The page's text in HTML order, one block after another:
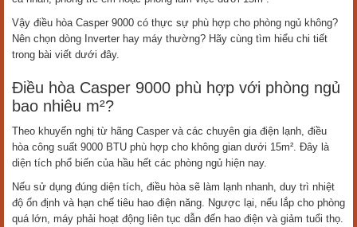
Vậy điều hòa Casper 9000 có thực sự phù hợp cho phòng ngủ không?
Nên chọn dòng Inverter hay máy thường? Hãy cùng tìm hiểu chi tiết
trong bài viết dưới đây.
Điều hòa Casper 9000 phù hợp với phòng ngủ
bao nhiêu m²?
Theo khuyến nghị từ hãng Casper và các chuyên gia điện lạnh, điều
hòa công suất 9000 BTU phù hợp cho không gian dưới 15m². Đây là
diện tích phổ biến của hầu hết các phòng ngủ hiện nay.
Nếu sử dụng đúng diện tích, điều hòa sẽ làm lạnh nhanh, duy trì nhiệt
độ ổn định và hạn chế tiêu hao điện năng. Ngược lại, nếu lắp cho phòng
quá lớn, máy phải hoạt động liên tục dẫn đến hao điện và giảm tuổi thọ.